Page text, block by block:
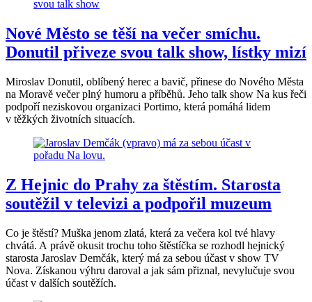
Nové Město se těší na večer smíchu.
Donutil přiveze svou talk show, lístky mizí
Miroslav Donutil, oblíbený herec a bavič, přinese do Nového Města
na Moravě večer plný humoru a příběhů. Jeho talk show Na kus řeči
podpoří neziskovou organizaci Portimo, která pomáhá lidem
v těžkých životních situacích.
Z Hejnic do Prahy za štěstím. Starosta
soutěžil v televizi a podpořil muzeum
Co je štěstí? Muška jenom zlatá, která za večera kol tvé hlavy
chvátá. A právě okusit trochu toho štěstíčka se rozhodl hejnický
starosta Jaroslav Demčák, který má za sebou účast v show TV
Nova. Získanou výhru daroval a jak sám přiznal, nevylučuje svou
účast v dalších soutěžích.